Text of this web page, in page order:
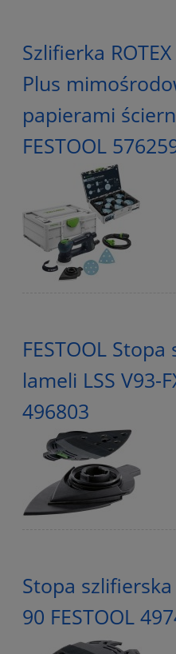
Szlifierka
Plus
papierami
FESTOOL
FESTOOL
lameli LSS V93-
496803
Stopa szlifierska
90 FESTOOL